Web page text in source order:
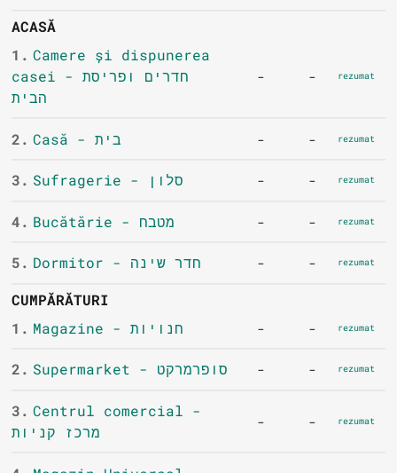
ACASĂ
1. Camere și dispunerea
casei - חדרים ופריסת
הבית
- - rezumat
2. Casă - בית - - rezumat
3. Sufragerie - סלון - - rezumat
4. Bucătărie - מטבח - - rezumat
5. Dormitor - חדר שינה - - rezumat
CUMPĂRĂTURI
1.
Magazine - חנויות - - rezumat
2. Supermarket - סופרמרקט - - rezumat
3. Centrul comercial -
מרכז קניות
- - rezumat